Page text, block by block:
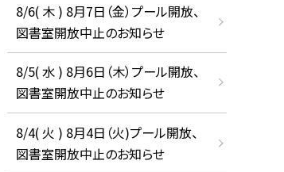
8/6( 木 ) 8月7日（金）プール開放、
図書室開放中止のお知らせ
8/5( 水 ) 8月6日（木）プール開放、
図書室開放中止のお知らせ
8/4( 火 ) 8月4日（火)プール開放、
図書室開放中止のお知らせ